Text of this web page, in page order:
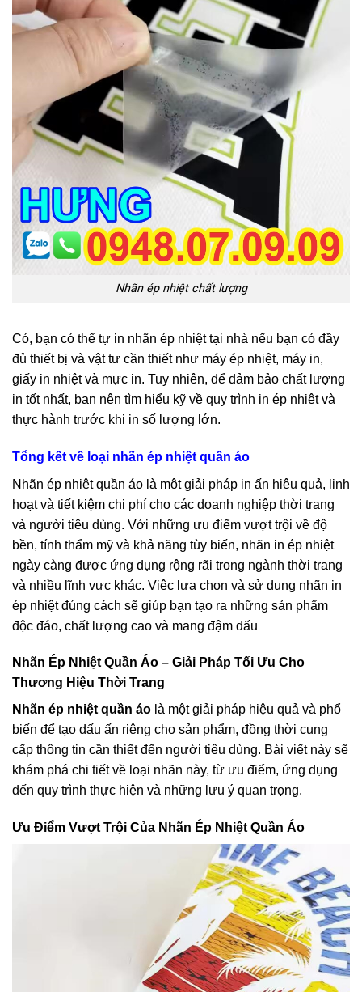
Nhãn ép nhiệt chất lượng
Có, bạn có thể tự in nhãn ép nhiệt tại nhà nếu bạn có đầy
đủ thiết bị và vật tư cần thiết như máy ép nhiệt, máy in,
giấy in nhiệt và mực in. Tuy nhiên, để đảm bảo chất lượng
in tốt nhất, bạn nên tìm hiểu kỹ về quy trình in ép nhiệt và
thực hành trước khi in số lượng lớn.
Tổng kết về loại nhãn ép nhiệt quần áo
Nhãn ép nhiệt quần áo là một giải pháp in ấn hiệu quả, linh
hoạt và tiết kiệm chi phí cho các doanh nghiệp thời trang
và người tiêu dùng. Với những ưu điểm vượt trội về độ
bền, tính thẩm mỹ và khả năng tùy biến, nhãn in ép nhiệt
ngày càng được ứng dụng rộng rãi trong ngành thời trang
và nhiều lĩnh vực khác. Việc lựa chọn và sử dụng nhãn in
ép nhiệt đúng cách sẽ giúp bạn tạo ra những sản phẩm
độc đáo, chất lượng cao và mang đậm dấu
Nhãn Ép Nhiệt Quần Áo – Giải Pháp Tối Ưu Cho
Thương Hiệu Thời Trang
Nhãn ép nhiệt quần áo là một giải pháp hiệu quả và phổ
biến để tạo dấu ấn riêng cho sản phẩm, đồng thời cung
cấp thông tin cần thiết đến người tiêu dùng. Bài viết này sẽ
khám phá chi tiết về loại nhãn này, từ ưu điểm, ứng dụng
đến quy trình thực hiện và những lưu ý quan trọng.
Ưu Điểm Vượt Trội Của Nhãn Ép Nhiệt Quần Áo